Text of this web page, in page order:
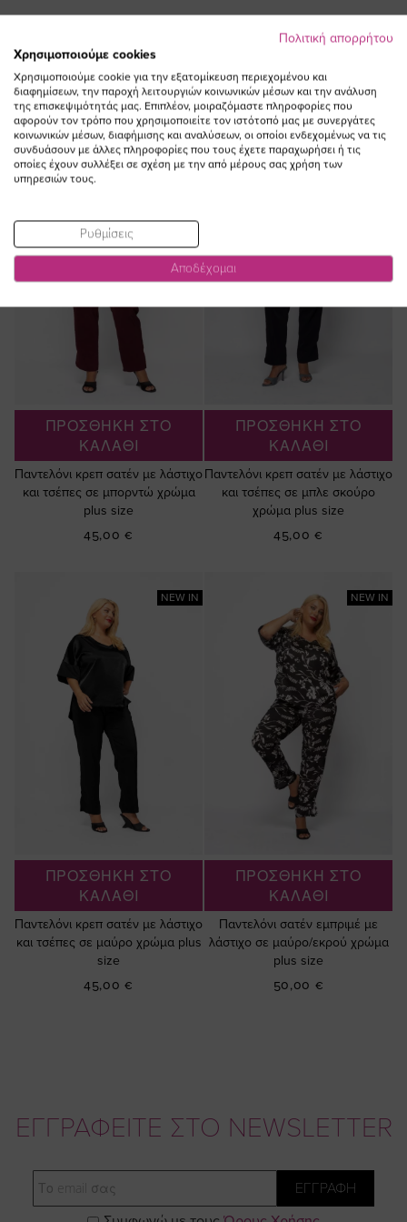
NEW IN
ΠΡΟΣΘΗΚΗ ΣΤΟ
ΚΑΛΑΘΙ
Παντελόνι κρεπ σατέν με λάστιχο
και τσέπες σε μπορντώ χρώμα
plus size
45,00 €
NEW IN
ΠΡΟΣΘΗΚΗ ΣΤΟ
ΚΑΛΑΘΙ
Παντελόνι κρεπ σατέν με λάστιχο
και τσέπες σε μπλε σκούρο
χρώμα plus size
45,00 €
NEW IN
ΠΡΟΣΘΗΚΗ ΣΤΟ
ΚΑΛΑΘΙ
Παντελόνι κρεπ σατέν με λάστιχο
και τσέπες σε μαύρο χρώμα plus
size
45,00 €
NEW IN
ΠΡΟΣΘΗΚΗ ΣΤΟ
ΚΑΛΑΘΙ
Παντελόνι σατέν εμπριμέ με
λάστιχο σε μαύρο/εκρού χρώμα
plus size
50,00 €
ΔΕΙΤΕ ΕΠΙΣΗΣ
ΕΓΓΡΑΦΕΙΤΕ ΣΤΟ NEWSLETTER
Email
ΕΓΓΡΑΦΗ
Πολιτική απορρήτου
Χρησιμοποιούμε cookies
Χρησιμοποιούμε cookie για την εξατομίκευση περιεχομένου και
διαφημίσεων, την παροχή λειτουργιών κοινωνικών μέσων και την ανάλυση
της επισκεψιμότητάς μας. Επιπλέον, μοιραζόμαστε πληροφορίες που
αφορούν τον τρόπο που χρησιμοποιείτε τον ιστότοπό μας με συνεργάτες
κοινωνικών μέσων, διαφήμισης και αναλύσεων, οι οποίοι ενδεχομένως να τις
συνδυάσουν με άλλες πληροφορίες που τους έχετε παραχωρήσει ή τις
οποίες έχουν συλλέξει σε σχέση με την από μέρους σας χρήση των
υπηρεσιών τους.
Ρυθμίσεις
Αποδέχομαι